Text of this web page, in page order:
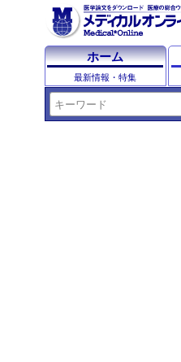
ホーム
最新情報・特集